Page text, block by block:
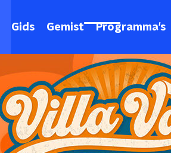
Gids Gemist Programma's